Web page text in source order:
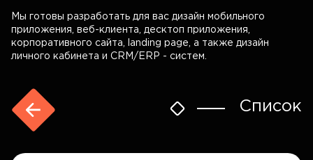
Мы готовы разработать для вас дизайн мобильного
приложения, веб-клиента, десктоп приложения,
корпоративного сайта, landing page, а также дизайн
личного кабинета и CRM/ERP - систем.
Список